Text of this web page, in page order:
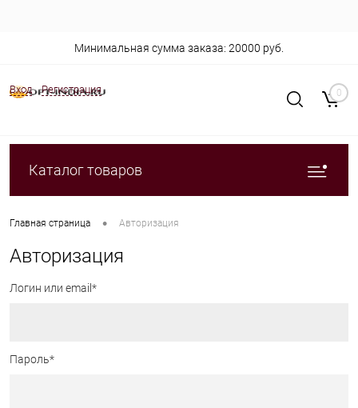
Вход Регистрация
Минимальная сумма заказа: 20000 руб.
0
Каталог товаров
Главная страница • Авторизация
Авторизация
Логин или email*
Пароль*